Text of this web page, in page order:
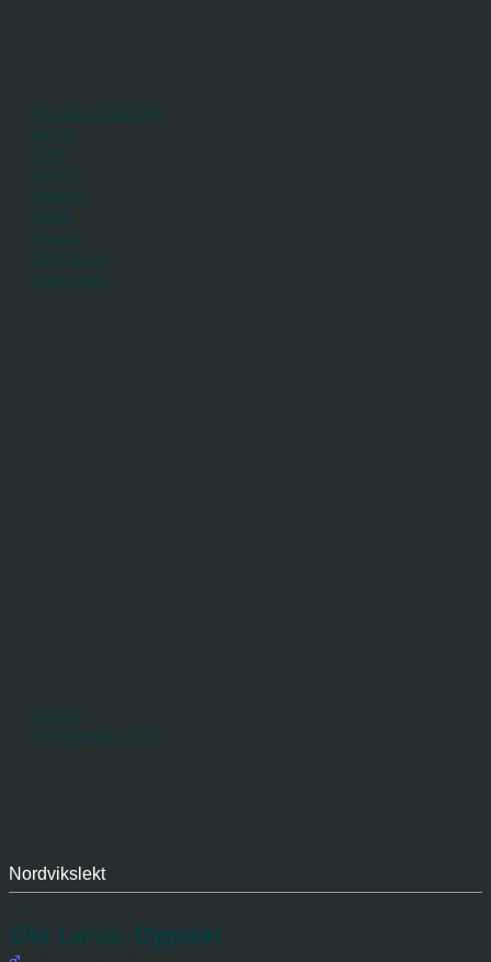
Databasestatistikk
Steder
Trær
Grener
Notater
Kilder
Arkiver
DNA tester
Bokmerker
English
*Norwegian-UTF8
Nordvikslekt
Ole Larss. Oppdøl